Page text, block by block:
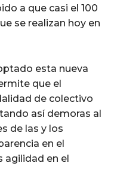
a que casi el 100
se realizan hoy en
esta nueva
que el
de colectivo
así demoras al
de las y los
en el
agilidad en el